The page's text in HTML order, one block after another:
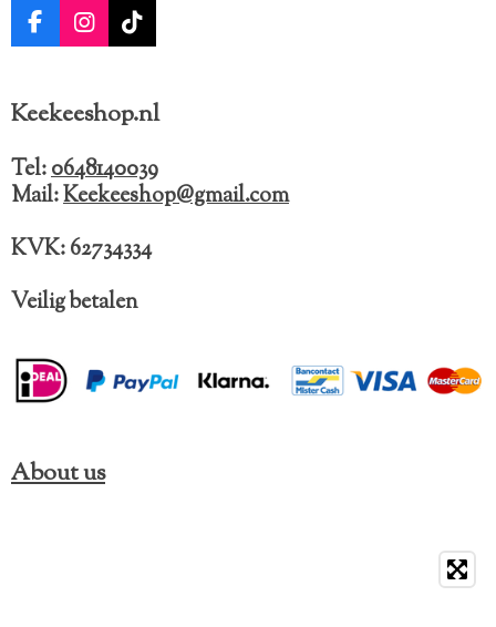
F
a
b
o
k
I
n
a
r
a
m
T
i
o
Keekeeshop.nl
Tel:0648140039
Mail:Keekeeshop@gmail.com
KVK: 62734334
Veilig betalen
About us